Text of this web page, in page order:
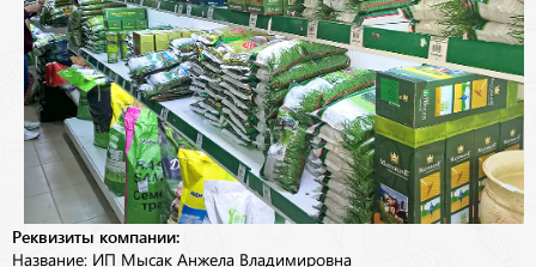
Реквизиты компании:
Название: ИП Мысак Анжела Владимировна